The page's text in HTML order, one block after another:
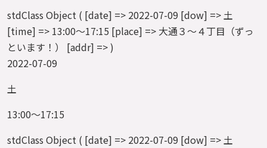
stdClass Object ( [date] => 2022-07-09 [dow] => 土
[time] => 13:00～17:15 [place] => 大通３～４丁目（ずっ
といます！） [addr] => )
2022-07-09
土
13:00～17:15
stdClass Object ( [date] => 2022-07-09 [dow] => 土